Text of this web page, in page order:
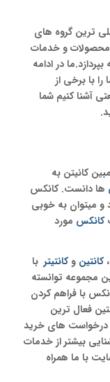
ترین گروه های
محصولات و خدمات
در ادامه
با برخی از
آشنا کنیم شما
کانیتن به
ها دانست. کانکس
و میتوان به خوبی
کانکس مورد
،کانتین وکانتیتر با
مجموعه توانسته
با فراهم کردن
فعال ترین
درخواست های خرید
بیشتر از خدمات
با ما همراه